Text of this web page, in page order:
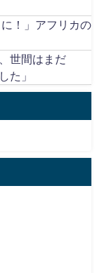
！」アフリカの
世間はまだ
た」